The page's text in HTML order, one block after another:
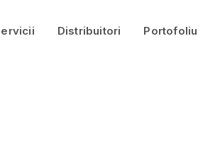
Distribuitori Portofoliu